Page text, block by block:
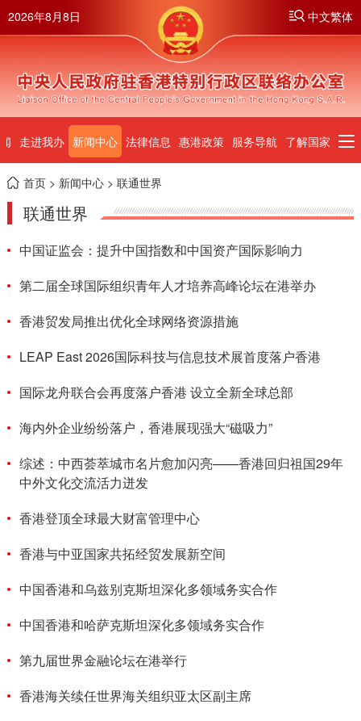
2026年8月8日 中文繁体
走进我办 新闻中心 法律信息 惠港政策 服务导航 了解国家
首页> 新闻中心> 联通世界
联通世界
中国证监会：提升中国指数和中国资产国际影响力
第二届全球国际组织青年人才培养高峰论坛在港举办
香港贸发局推出优化全球网络资源措施
LEAP East 2026国际科技与信息技术展首度落户香港
国际龙舟联合会再度落户香港 设立全新全球总部
海内外企业纷纷落户，香港展现强大“磁吸力”
综述：中西荟萃城市名片愈加闪亮——香港回归祖国29年
中外文化交流活力迸发
香港登顶全球最大财富管理中心
香港与中亚国家共拓经贸发展新空间
中国香港和乌兹别克斯坦深化多领域务实合作
中国香港和哈萨克斯坦深化多领域务实合作
第九届世界金融论坛在港举行
香港海关续任世界海关组织亚太区副主席